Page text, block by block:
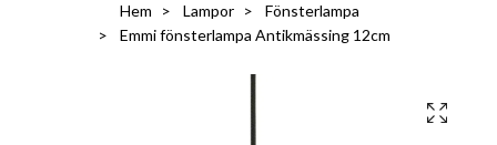
Hem Lampor
Fönsterlampa
Emmi fönsterlampa Antikmässing 12cm